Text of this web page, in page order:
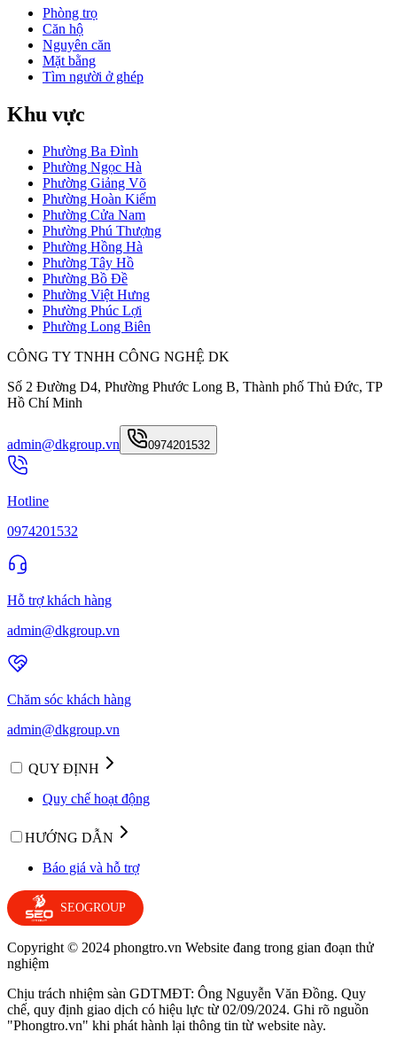
Phòng trọ
Căn hộ
Nguyên căn
Mặt bằng
Tìm người ở ghép
Khu vực
Phường Ba Đình
Phường Ngọc Hà
Phường Giảng Võ
Phường Hoàn Kiếm
Phường Cửa Nam
Phường Phú Thượng
Phường Hồng Hà
Phường Tây Hồ
Phường Bồ Đề
Phường Việt Hưng
Phường Phúc Lợi
Phường Long Biên
CÔNG TY TNHH CÔNG NGHỆ DK
Số 2 Đường D4, Phường Phước Long B, Thành phố Thủ Đức, TP
Hồ Chí Minh
admin@dkgroup.vn 0974201532
Hotline
0974201532
Hỗ trợ khách hàng
admin@dkgroup.vn
Chăm sóc khách hàng
admin@dkgroup.vn
QUY ĐỊNH
Quy chế hoạt động
HƯỚNG DẪN
Báo giá và hỗ trợ
SEOGROUP
Copyright © 2024 phongtro.vn Website đang trong gian đoạn thử
nghiệm
Chịu trách nhiệm sàn GDTMĐT: Ông Nguyễn Văn Đồng. Quy
chế, quy định giao dịch có hiệu lực từ 02/09/2024. Ghi rõ nguồn
"Phongtro.vn" khi phát hành lại thông tin từ website này.